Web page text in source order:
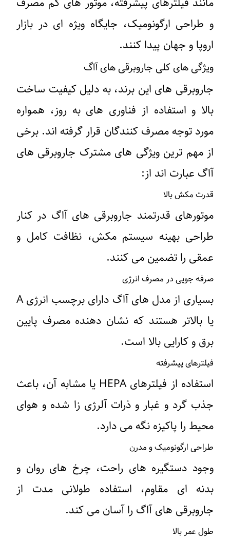
و طراحی ارگونومیک، جایگاه ویژه‌ ای در بازار
اروپا و جهان پیدا کنند.
ویژگی‌ های کلی جاروبرقی ‌های آاگ
جاروبرقی‌ های این برند، به دلیل کیفیت ساخت
بالا و استفاده از فناوری ‌های به ‌روز، همواره
مورد توجه مصرف ‌کنندگان قرار گرفته ‌اند. برخی
از مهم ‌ترین ویژگی ‌های مشترک جاروبرقی ‌های
آاگ عبارت ‌اند از:
قدرت مکش بالا
موتورهای قدرتمند جاروبرقی‌ های آاگ در کنار
طراحی بهینه سیستم مکش، نظافت کامل و
عمقی را تضمین می ‌کنند.
صرفه‌ جویی در مصرف انرژی
بسیاری از مدل‌ های آاگ دارای برچسب انرژی A
یا بالاتر هستند که نشان ‌دهنده مصرف پایین
برق و کارایی بالا است.
فیلترهای پیشرفته
استفاده از فیلترهای HEPA یا مشابه آن، باعث
جذب گرد و غبار و ذرات آلرژی ‌زا شده و هوای
محیط را پاکیزه نگه می‌ دارد.
طراحی ارگونومیک و مدرن
وجود دستگیره‌ های راحت، چرخ‌ های روان و
بدنه ‌ای مقاوم، استفاده طولانی‌ مدت از
جاروبرقی ‌های آاگ را آسان می کند.
طول عمر بالا